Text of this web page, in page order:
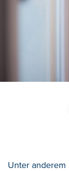
Unter